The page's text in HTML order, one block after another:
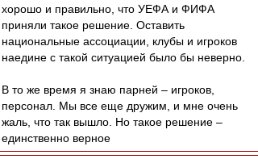
хорошо и правильно, что УЕФА и ФИФА
приняли такое решение. Оставить
национальные ассоциации, клубы и игроков
наедине с такой ситуацией было бы неверно.
В то же время я знаю парней – игроков,
персонал. Мы все еще дружим, и мне очень
жаль, что так вышло. Но такое решение –
единственно верное